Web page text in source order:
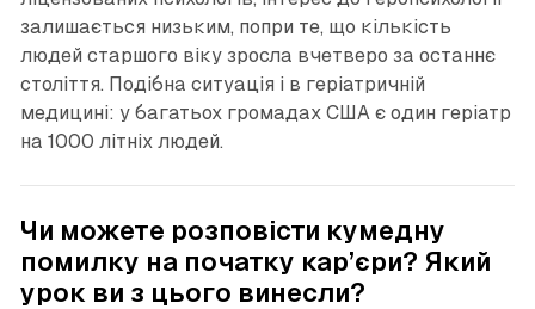
залишається низьким, попри те, що кількість
людей старшого віку зросла вчетверо за останнє
століття. Подібна ситуація і в геріатричній
медицині: у багатьох громадах США є один геріатр
на 1000 літніх людей.
Чи можете розповісти кумедну
помилку на початку кар’єри? Який
урок ви з цього винесли?